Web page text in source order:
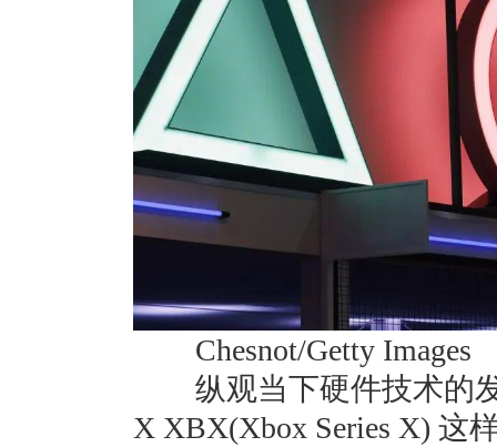
Chesnot/Getty Images
纵观当下硬件技术的发
X XBX(Xbox Series X) 这